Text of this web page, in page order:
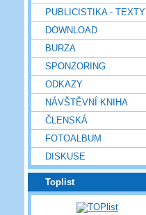
PUBLICISTIKA - TEXTY
DOWNLOAD
BURZA
SPONZORING
ODKAZY
NÁVŠTĚVNÍ KNIHA
ČLENSKÁ
FOTOALBUM
DISKUSE
Toplist